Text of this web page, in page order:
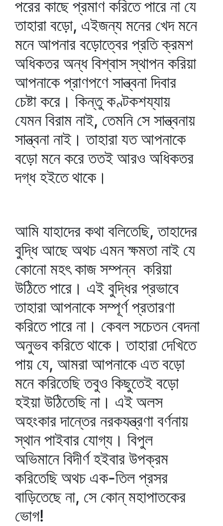
পরের কাছে প্রমাণ করিতে পারে না যে
তাহারা বড়ো, এইজন্য মনের খেদ মনে
মনে আপনার বড়োত্বের প্রতি ক্রমশ
অধিকতর অন্ধ বিশ্বাস স্থাপন করিয়া
আপনাকে প্রাণপণে সান্ত্বনা দিবার
চেষ্টা করে। কিন্তু কণ্টকশয্যায়
যেমন বিরাম নাই, তেমনি সে সান্ত্বনায়
সান্ত্বনা নাই। তাহারা যত আপনাকে
বড়ো মনে করে ততই আরও অধিকতর
দগ্ধ হইতে থাকে।
আমি যাহাদের কথা বলিতেছি, তাহাদের
বুদ্ধি আছে অথচ এমন ক্ষমতা নাই যে
কোনো মহৎ কাজ সম্পন্ন করিয়া
উঠিতে পারে। এই বুদ্ধির প্রভাবে
তাহারা আপনাকে সম্পূর্ণ প্রতারণা
করিতে পারে না। কেবল সচেতন বেদনা
অনুভব করিতে থাকে। তাহারা দেখিতে
পায় যে, আমরা আপনাকে এত বড়ো
মনে করিতেছি তবুও কিছুতেই বড়ো
হইয়া উঠিতেছি না। এই অলস
অহংকার দান্তের নরকযন্ত্রণা বর্ণনায়
স্থান পাইবার যোগ্য। বিপুল
অভিমানে বিদীর্ণ হইবার উপক্রম
করিতেছি অথচ এক-তিল প্রসর
বাড়িতেছে না, সে কোন্‌ মহাপাতকের
ভোগ!